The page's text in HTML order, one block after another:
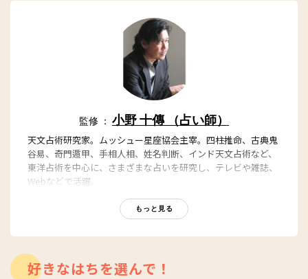
監修 ： 小野 十傳 （占い師）
天文占術研究家。ムッシュー星座協会主宰。四柱推命、古典鬼
谷易、奇門遁甲、手相人相、姓名判断、インド天文占術など、
東洋占術を中心に、さまざまな占いを研究し、テレビや雑誌、
Webなどで活躍。
小野十傳オフィシャルサイト
もっと見る
好きなはちを選んで！